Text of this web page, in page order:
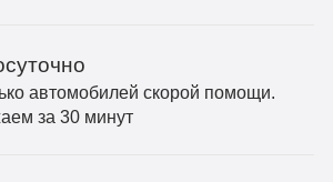
автомобилей скорой помощи.
за 30 минут